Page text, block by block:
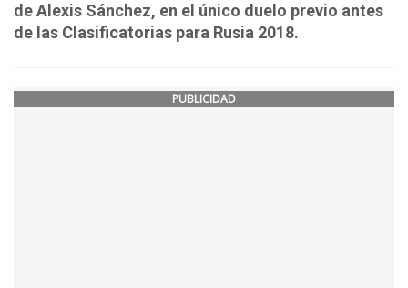
de Alexis Sánchez, en el único duelo previo antes
de las Clasificatorias para Rusia 2018.
PUBLICIDAD